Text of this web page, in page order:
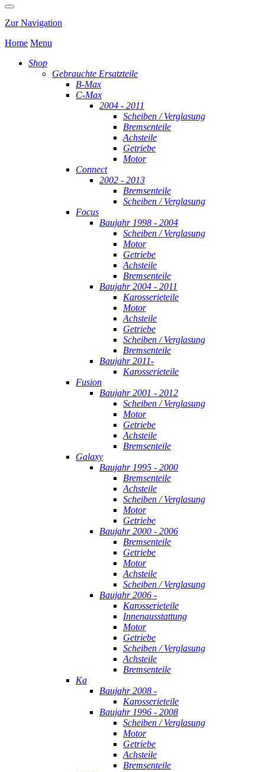
Zur Navigation
Home Menu
Shop
Gebrauchte Ersatzteile
B-Max
C-Max
2004 - 2011
Scheiben / Verglasung
Bremsenteile
Achsteile
Getriebe
Motor
Connect
2002 - 2013
Bremsenteile
Scheiben / Verglasung
Focus
Baujahr 1998 - 2004
Scheiben / Verglasung
Motor
Getriebe
Achsteile
Bremsenteile
Baujahr 2004 - 2011
Karosserieteile
Motor
Achsteile
Getriebe
Scheiben / Verglasung
Bremsenteile
Baujahr 2011-
Karosserieteile
Fusion
Baujahr 2001 - 2012
Scheiben / Verglasung
Motor
Getriebe
Achsteile
Bremsenteile
Galaxy
Baujahr 1995 - 2000
Bremsenteile
Achsteile
Scheiben / Verglasung
Motor
Getriebe
Baujahr 2000 - 2006
Bremsenteile
Getriebe
Motor
Achsteile
Scheiben / Verglasung
Baujahr 2006 -
Karosserieteile
Innenausstattung
Motor
Getriebe
Scheiben / Verglasung
Achsteile
Bremsenteile
Ka
Baujahr 2008 -
Karosserieteile
Baujahr 1996 - 2008
Scheiben / Verglasung
Motor
Getriebe
Achsteile
Bremsenteile